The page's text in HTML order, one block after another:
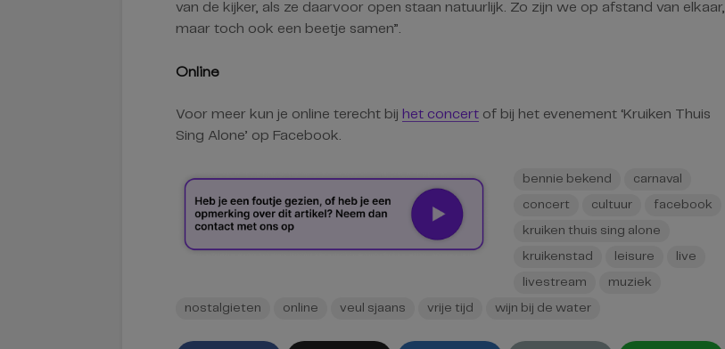
van de kijker, als ze daarvoor open staan natuurlijk. Zo zijn we op afstand van elkaar,
maar toch ook een beetje samen”.
Online
Voor meer kun je online terecht bij het concert of bij het evenement ‘Kruiken Thuis
Sing Alone’ op Facebook.
bennie bekend carnaval
concert cultuur facebook
kruiken thuis sing alone
kruikenstad leisure live
livestream muziek
nostalgieten online veul sjaans vrije tijd wijn bij de water